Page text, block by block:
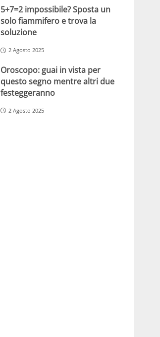
5+7=2 impossibile? Sposta un
solo fiammifero e trova la
soluzione
2 Agosto 2025
Oroscopo: guai in vista per
questo segno mentre altri due
festeggeranno
2 Agosto 2025